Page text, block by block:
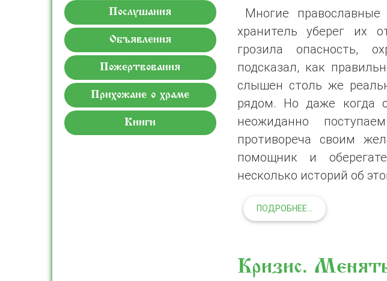
Послушания
Объявления
Пожертвования
Прихожане о храме
Книги
Многие православные
хранитель уберег их
грозила опасность,
подсказал, как
слышен столь же
рядом. Но даже когда
неожиданно
противореча своим
помощник и
несколько историй об
ПОДРОБНЕЕ...
Кризис.